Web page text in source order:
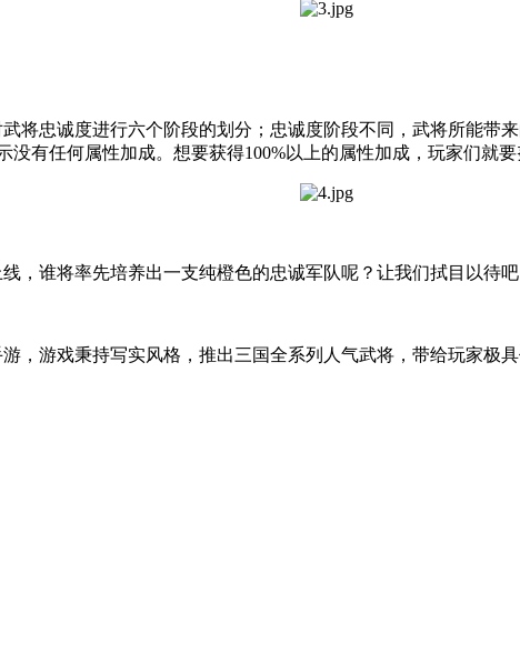
将忠诚度进行六个阶段的划分；忠诚度阶段不同，武将所能带
有任何属性加成。想要获得100%以上的属性加成，玩家们就
，谁将率先培养出一支纯橙色的忠诚军队呢？让我们拭目以待吧
，游戏秉持写实风格，推出三国全系列人气武将，带给玩家